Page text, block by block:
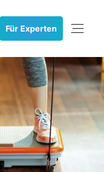
Für Experten